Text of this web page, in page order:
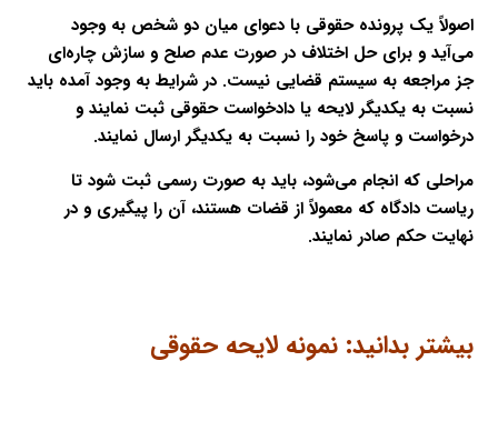
اصولاً یک پرونده حقوقی با دعوای میان دو شخص به وجود
می‌آید و برای حل اختلاف در صورت عدم صلح و سازش چاره‌ای
جز مراجعه به سیستم قضایی نیست. در شرایط به وجود آمده باید
نسبت به یکدیگر لایحه یا دادخواست حقوقی ثبت نمایند و
درخواست و پاسخ خود را نسبت به یکدیگر ارسال نمایند.
مراحلی که انجام می‌شود، باید به صورت رسمی ثبت شود تا
ریاست دادگاه که معمولاً از قضات هستند، آن را پیگیری و در
نهایت حکم صادر ‌نمایند.
بیشتر بدانید:نمونه لایحه حقوقی